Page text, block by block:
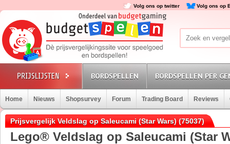
Volg ons op twitter Volg ons op
BORDSPELLEN BORDSPELLEN PER
Home Nieuws Shopsurvey Forum Trading Board Reviews
Prijsvergelijk Veldslag op Saleucami (Star Wars) (75037)
Lego® Veldslag op Saleucami (Star